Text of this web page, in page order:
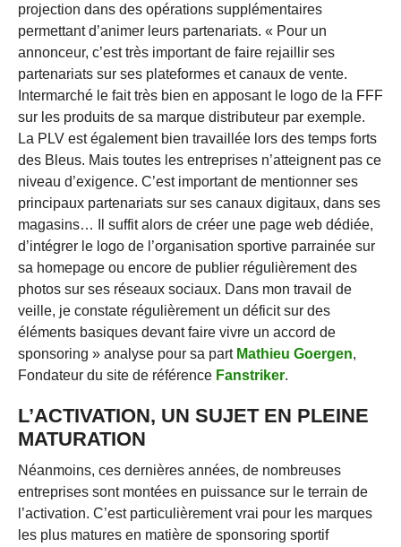
projection dans des opérations supplémentaires
permettant d’animer leurs partenariats. « Pour un
annonceur, c’est très important de faire rejaillir ses
partenariats sur ses plateformes et canaux de vente.
Intermarché le fait très bien en apposant le logo de la FFF
sur les produits de sa marque distributeur par exemple.
La PLV est également bien travaillée lors des temps forts
des Bleus. Mais toutes les entreprises n’atteignent pas ce
niveau d’exigence. C’est important de mentionner ses
principaux partenariats sur ses canaux digitaux, dans ses
magasins… Il suffit alors de créer une page web dédiée,
d’intégrer le logo de l’organisation sportive parrainée sur
sa homepage ou encore de publier régulièrement des
photos sur ses réseaux sociaux. Dans mon travail de
veille, je constate régulièrement un déficit sur des
éléments basiques devant faire vivre un accord de
sponsoring » analyse pour sa part Mathieu Goergen,
Fondateur du site de référence Fanstriker.
L’ACTIVATION, UN SUJET EN PLEINE
MATURATION
Néanmoins, ces dernières années, de nombreuses
entreprises sont montées en puissance sur le terrain de
l’activation. C’est particulièrement vrai pour les marques
les plus matures en matière de sponsoring sportif